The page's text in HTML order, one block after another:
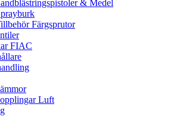
& Medel
Färgsprutor
FIAC
Luft